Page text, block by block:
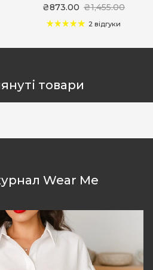
₴873.00 ₴1,455.00
2 відгуки
товари
Wear Me